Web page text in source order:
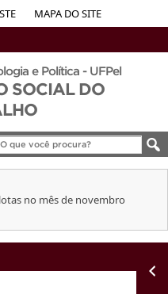
MAPA DO SITE
e Política - UFPel
SOCIAL DO
no mês de novembro